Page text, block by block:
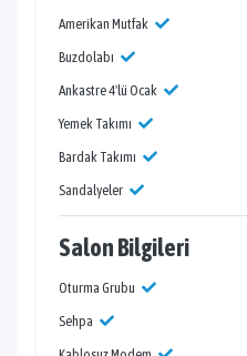
Amerikan Mutfak
Buzdolabı
Ankastre 4'lü Ocak
Yemek Takımı
Bardak Takımı
Sandalyeler
Salon Bilgileri
Oturma Grubu
Sehpa